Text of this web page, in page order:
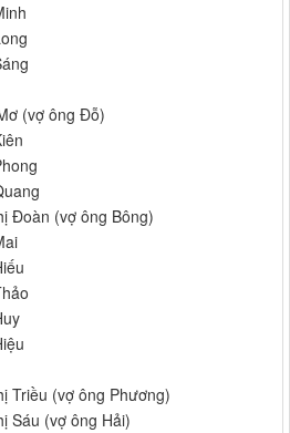
(vợ ông Đỗ)
Đoàn (vợ ông Bông)
Triều (vợ ông Phương)
Sáu (vợ ông Hải)